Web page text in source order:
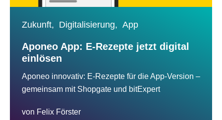
Zukunft, Digitalisierung, App
Aponeo App: E-Rezepte jetzt digital
einlösen
Aponeo innovativ: E-Rezepte für die App-Version –
gemeinsam mit Shopgate und bitExpert
von Felix Förster